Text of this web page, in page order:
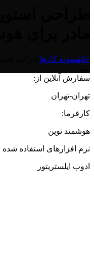
خانهنمونه کارها
سفارش آنلاین از:
تهران-تهران
کارفرما:
هوشمند نوین
نرم افزارهای استفاده شده
ادوب ایلستریتور